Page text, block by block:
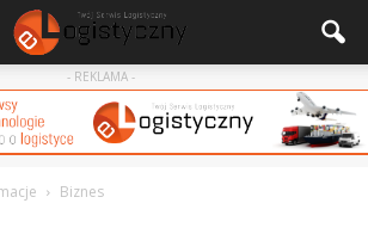
- REKLAMA -
Biznes